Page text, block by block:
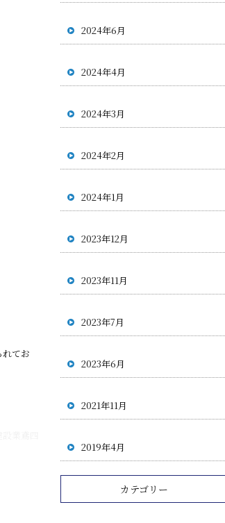
てお
2024年6月
2024年4月
2024年3月
2024年2月
2024年1月
2023年12月
2023年11月
2023年7月
2023年6月
2021年11月
2019年4月
カテゴリー